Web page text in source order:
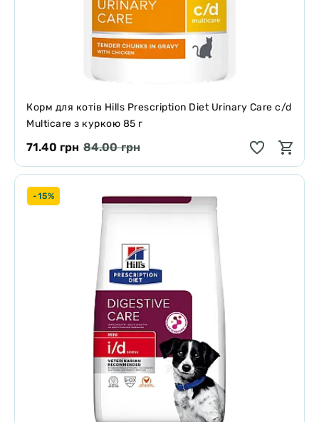
Корм для котів Hills Prescription Diet Urinary Care c/d
Multicare з куркою 85 г
71.40 грн 84.00 грн
-15%